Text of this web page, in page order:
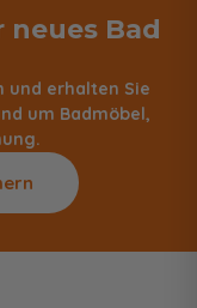
neues Bad
und erhalten Sie
um Badmöbel,